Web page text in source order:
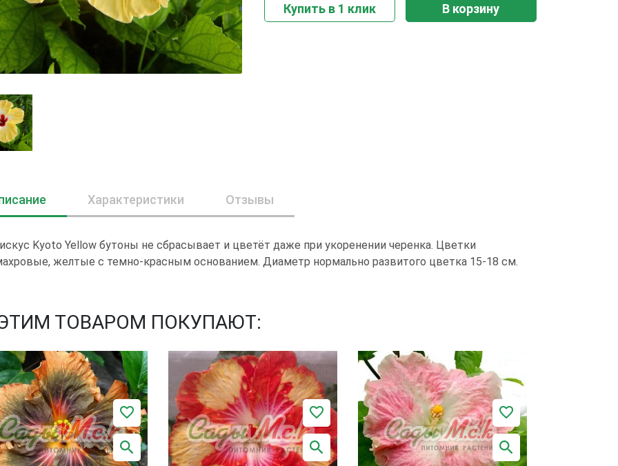
Купить в 1 клик В корзину
Характеристики Отзывы
Kyoto Yellow бутоны не сбрасывает и цветёт даже при укоренении черенка. Цветки
желтые с темно-красным основанием. Диаметр нормально развитого цветка 15-18 см.
ТОВАРОМ ПОКУПАЮТ: